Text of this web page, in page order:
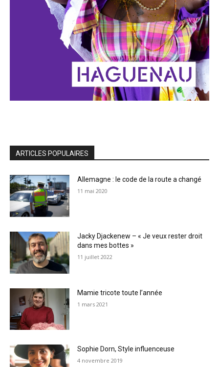
ARTICLES POPULAIRES
Allemagne : le code de la route a changé
11 mai 2020
Jacky Djackenew – « Je veux rester droit
dans mes bottes »
11 juillet 2022
Mamie tricote toute l’année
1 mars 2021
Sophie Dorn, Style influenceuse
4 novembre 2019